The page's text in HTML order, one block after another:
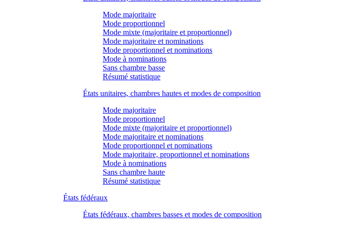
Mode majoritaire
Mode proportionnel
Mode mixte (majoritaire et proportionnel)
Mode majoritaire et nominations
Mode proportionnel et nominations
Mode à nominations
Sans chambre basse
Résumé statistique
États unitaires, chambres hautes et modes de composition
Mode majoritaire
Mode proportionnel
Mode mixte (majoritaire et proportionnel)
Mode majoritaire et nominations
Mode proportionnel et nominations
Mode majoritaire, proportionnel et nominations
Mode à nominations
Sans chambre haute
Résumé statistique
États fédéraux
États fédéraux, chambres basses et modes de composition